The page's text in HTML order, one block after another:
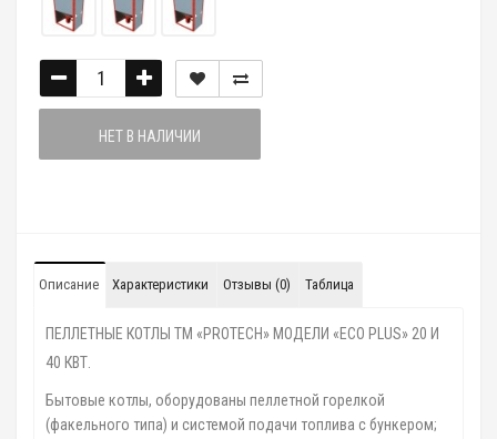
НЕТ В НАЛИЧИИ
Описание Характеристики Отзывы (0) Таблица
ПЕЛЛЕТНЫЕ КОТЛЫ ТМ «PROTECH» МОДЕЛИ «ECO PLUS» 20 И
40 КВТ.
Бытовые котлы, оборудованы пеллетной горелкой
(факельного типа) и системой подачи топлива с бункером;